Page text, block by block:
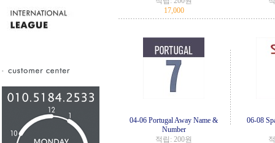
17,000
04-06 Portugal Away Name &
Number
적립: 200원
06-08